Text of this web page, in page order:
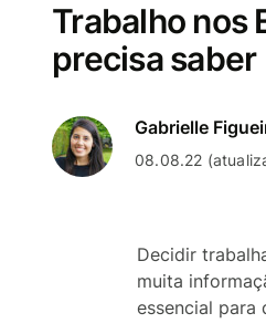
Trabalho nos
precisa saber
Gabrielle
08.08.22
Decidir
muita
essencial para